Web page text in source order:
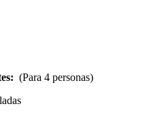
(Para 4 personas)